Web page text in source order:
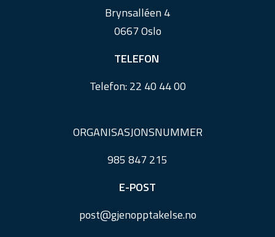
Brynsalléen 4
0667 Oslo
TELEFON
Telefon:22 40 44 00
ORGANISASJONSNUMMER
985 847 215
E-POST
post@gjenopptakelse.no